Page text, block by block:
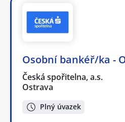
Osobní bankéř/ka -
Česká spořitelna, a.s.
Ostrava
Plný úvazek